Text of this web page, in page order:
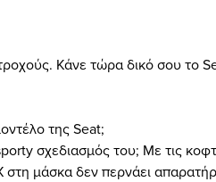
Κάνε τώρα δικό σου το
της Seat;
σχεδιασμός του; Με τις
στη μάσκα δεν περνάει